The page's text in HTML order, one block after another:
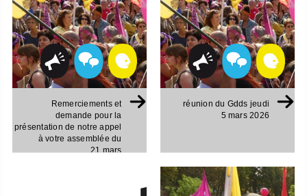
Remerciements et
demande pour la
présentation de notre appel
à votre assemblée du
21 mars
réunion du Gdds jeudi
5 mars 2026